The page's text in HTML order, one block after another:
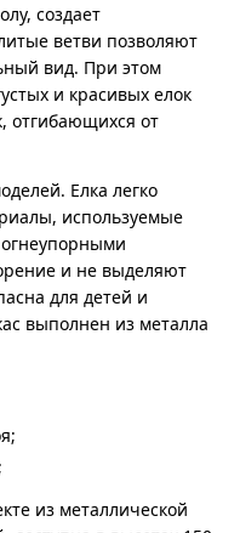
создает
ветви позволяют
вид. При этом
и красивых елок
отгибающихся от
Елка легко
используемые
и не выделяют
для детей и
выполнен из металла
из металлической